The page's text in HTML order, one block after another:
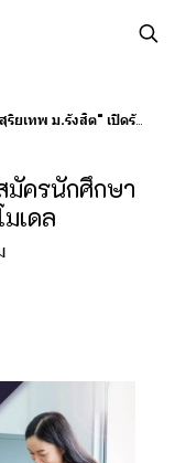
งสิต" เปิดรับสมัครนักศึกษา ป.โท ในโครงการผลิตครูรังสิตโมเดล
มัครนักศึกษา
เดล